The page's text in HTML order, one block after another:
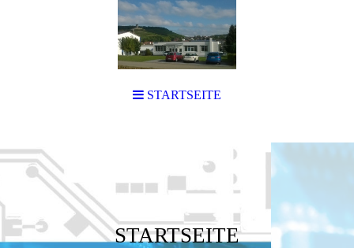
STARTSEITE
STARTSEITE